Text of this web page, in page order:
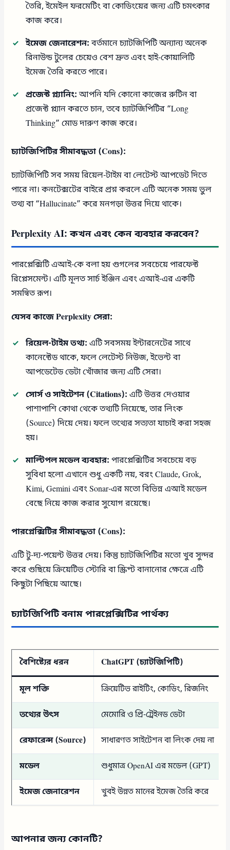
তৈরি, ইমেইল ফরমেটিং বা কোডিংয়ের জন্য এটি চমৎকার
কাজ করে।
ইমেজ জেনারেশন:বর্তমানে চ্যাটজিপিটি অন্যান্য অনেক
রিনাউন্ড টুলের চেয়েও বেশ দ্রুত এবং হাই-কোয়ালিটি
ইমেজ তৈরি করতে পারে।
প্রজেক্ট প্ল্যানিং:আপনি যদি কোনো কাজের রুটিন বা
প্রজেক্ট প্ল্যান করতে চান, তবে চ্যাটজিপিটির “Long
Thinking” মোড দারুণ কাজ করে।
চ্যাটজিপিটির সীমাবদ্ধতা (Cons):
চ্যাটজিপিটি সব সময় রিয়েল-টাইম বা লেটেস্ট আপডেট দিতে
পারে না। কনটেক্সটের বাইরে প্রশ্ন করলে এটি অনেক সময় ভুল
তথ্য বা “Hallucinate” করে মনগড়া উত্তর দিয়ে থাকে।
Perplexity AI: কখন এবং কেন ব্যবহার করবেন?
পারপ্লেক্সিটি এআই-কে বলা হয় গুগলের সবচেয়ে পারফেক্ট
রিপ্লেসমেন্ট। এটি মূলত সার্চ ইঞ্জিন এবং এআই-এর একটি
সমন্বিত রূপ।
যেসব কাজে Perplexity সেরা:
রিয়েল-টাইম তথ্য: এটি সবসময় ইন্টারনেটের সাথে
কানেক্টেড থাকে, ফলে লেটেস্ট নিউজ, ইভেন্ট বা
আপডেটেড ডেটা খোঁজার জন্য এটি সেরা।
সোর্স ও সাইটেশন (Citations): এটি উত্তর দেওয়ার
পাশাপাশি কোথা থেকে তথ্যটি নিয়েছে, তার লিংক
(Source) দিয়ে দেয়। ফলে তথ্যের সত্যতা যাচাই করা সহজ
হয়।
মাল্টিপল মডেল ব্যবহার: পারপ্লেক্সিটির সবচেয়ে বড়
সুবিধা হলো এখানে শুধু একটি নয়, বরং Claude, Grok,
Kimi, Gemini এবং Sonar-এর মতো বিভিন্ন এআই মডেল
বেছে নিয়ে কাজ করার সুযোগ রয়েছে।
পারপ্লেক্সিটির সীমাবদ্ধতা (Cons):
এটি টু-দ্য-পয়েন্ট উত্তর দেয়। কিন্তু চ্যাটজিপিটির মতো খুব সুন্দর
করে গুছিয়ে ক্রিয়েটিভ স্টোরি বা স্ক্রিপ্ট বানানোর ক্ষেত্রে এটি
কিছুটা পিছিয়ে আছে।
চ্যাটজিপিটি বনাম পারপ্লেক্সিটির পার্থক্য
বৈশিষ্ট্যের ধরন ChatGPT (চ্যাটজিপিটি)
মূল শক্তি ক্রিয়েটিভ রাইটিং, কোডিং, রিজনিং
তথ্যের উৎস মেমোরি ও প্রি-ট্রেইনড ডেটা
রেফারেন্স (Source) সাধারণত সাইটেশন বা লিংক দেয় না
মডেল শুধুমাত্র OpenAI এর মডেল (GPT)
ইমেজ জেনারেশন খুবই উন্নত মানের ইমেজ তৈরি করে
আপনার জন্য কোনটি?